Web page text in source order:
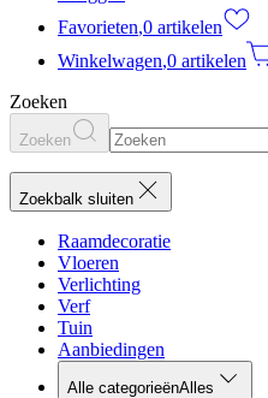
Favorieten,0 artikelen
Winkelwagen,0 artikelen
Zoeken
Zoeken
Zoekbalk sluiten
Raamdecoratie
Vloeren
Verlichting
Verf
Tuin
Aanbiedingen
Alle categorieënAlles